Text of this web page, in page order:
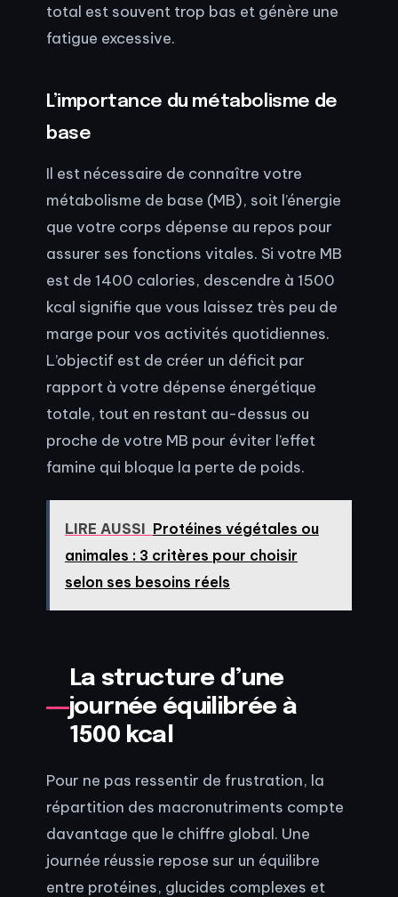
total est souvent trop bas et génère une
fatigue excessive.
L’importance du métabolisme de
base
Il est nécessaire de connaître votre
métabolisme de base (MB), soit l’énergie
que votre corps dépense au repos pour
assurer ses fonctions vitales. Si votre MB
est de 1400 calories, descendre à 1500
kcal signifie que vous laissez très peu de
marge pour vos activités quotidiennes.
L’objectif est de créer un déficit par
rapport à votre dépense énergétique
totale, tout en restant au-dessus ou
proche de votre MB pour éviter l’effet
famine qui bloque la perte de poids.
LIRE AUSSI Protéines végétales ou
animales : 3 critères pour choisir
selon ses besoins réels
La structure d’une
journée équilibrée à
1500 kcal
Pour ne pas ressentir de frustration, la
répartition des macronutriments compte
davantage que le chiffre global. Une
journée réussie repose sur un équilibre
entre protéines, glucides complexes et